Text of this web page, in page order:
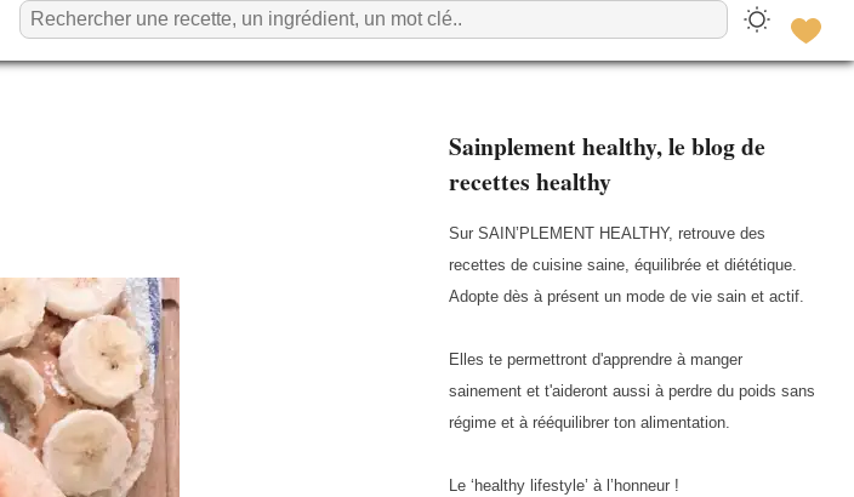
Sainplement healthy, le blog de
recettes healthy
Sur SAIN’PLEMENT HEALTHY, retrouve des
recettes de cuisine saine, équilibrée et diététique.
Adopte dès à présent un mode de vie sain et actif.
Elles te permettront d'apprendre à manger
sainement et t'aideront aussi à perdre du poids sans
régime et à rééquilibrer ton alimentation.
Le ‘healthy lifestyle’ à l’honneur !